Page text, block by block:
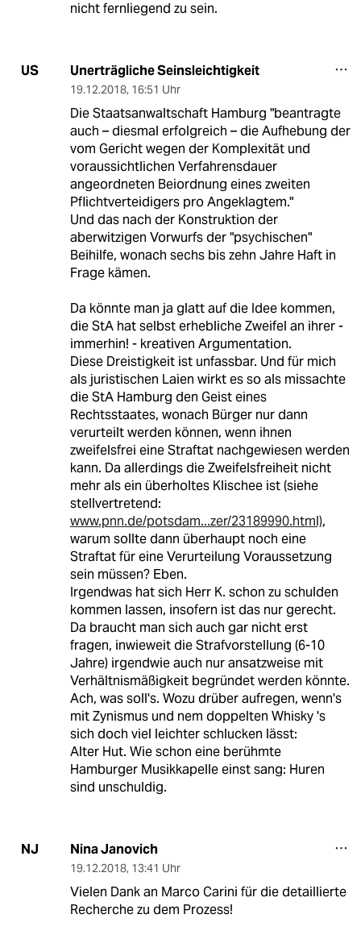
nicht fernliegend zu sein.
US Unerträgliche Seinsleichtigkeit
19.12.2018, 16:51 Uhr
Die Staatsanwaltschaft Hamburg "beantragte
auch – diesmal erfolgreich – die Aufhebung der
vom Gericht wegen der Komplexität und
voraussichtlichen Verfahrensdauer
angeordneten Beiordnung eines zweiten
Pflichtverteidigers pro Angeklagtem."
Und das nach der Konstruktion der
aberwitzigen Vorwurfs der "psychischen"
Beihilfe, wonach sechs bis zehn Jahre Haft in
Frage kämen.
Da könnte man ja glatt auf die Idee kommen,
die StA hat selbst erhebliche Zweifel an ihrer -
immerhin! - kreativen Argumentation.
Diese Dreistigkeit ist unfassbar. Und für mich
als juristischen Laien wirkt es so als missachte
die StA Hamburg den Geist eines
Rechtsstaates, wonach Bürger nur dann
verurteilt werden können, wenn ihnen
zweifelsfrei eine Straftat nachgewiesen werden
kann. Da allerdings die Zweifelsfreiheit nicht
mehr als ein überholtes Klischee ist (siehe
stellvertretend:
www.pnn.de/potsdam...zer/23189990.html),
warum sollte dann überhaupt noch eine
Straftat für eine Verurteilung Voraussetzung
sein müssen? Eben.
Irgendwas hat sich Herr K. schon zu schulden
kommen lassen, insofern ist das nur gerecht.
Da braucht man sich auch gar nicht erst
fragen, inwieweit die Strafvorstellung (6-10
Jahre) irgendwie auch nur ansatzweise mit
Verhältnismäßigkeit begründet werden könnte.
Ach, was soll's. Wozu drüber aufregen, wenn's
mit Zynismus und nem doppelten Whisky 's
sich doch viel leichter schlucken lässt:
Alter Hut. Wie schon eine berühmte
Hamburger Musikkapelle einst sang: Huren
sind unschuldig.
NJ Nina Janovich
19.12.2018, 13:41 Uhr
Vielen Dank an Marco Carini für die detaillierte
Recherche zu dem Prozess!